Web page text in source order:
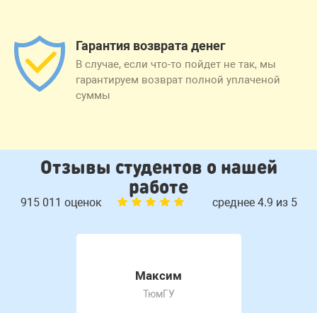
Гарантия возврата денег
В случае, если что-то пойдет не так, мы
гарантируем возврат полной уплаченой
суммы
Отзывы студентов о нашей
работе
915 011 оценок среднее 4.9 из 5
Максим
ТюмГУ